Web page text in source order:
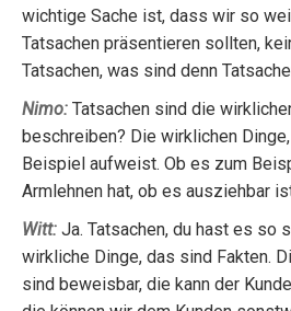
wichtige Sache ist, dass wir so
Tatsachen präsentieren sollten,
Tatsachen, was sind denn
Nimo: Tatsachen sind die
beschreiben? Die wirklichen
Beispiel aufweist. Ob es zum
Armlehnen hat, ob es ausziehbar
Witt: Ja. Tatsachen, du hast es so
wirkliche Dinge, das sind Fakten.
sind beweisbar, die kann der